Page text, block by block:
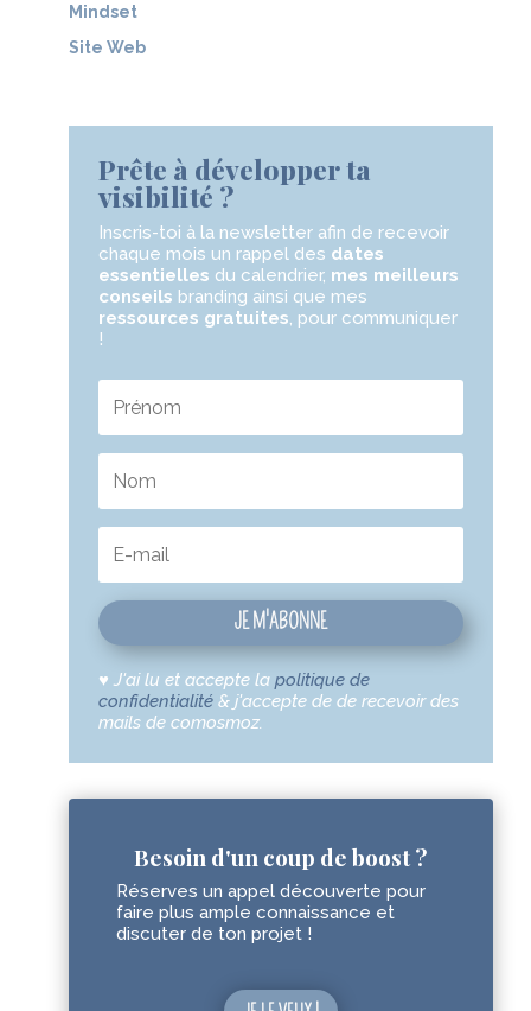
Mindset
Site Web
Prête à développer ta
visibilité ?
Inscris-toi à la newsletterafin de recevoir
chaque mois un rappel des dates
essentielles du calendrier, mes meilleurs
conseils branding ainsi que mes
ressources gratuites, pour communiquer
!
JE M'ABONNE
♥ J'ai lu et accepte la politique de
confidentialité & j'accepte de de recevoir des
mails de comosmoz.
Besoin d'un coup de boost ?
Réserves un appel découverte pour
faire plus ample connaissance et
discuter de ton projet !